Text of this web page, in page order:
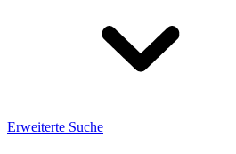
Erweiterte Suche